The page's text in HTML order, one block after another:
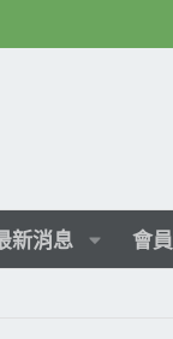
新消息 會員